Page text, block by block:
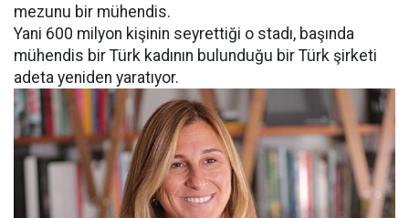
mezunu bir mühendis.
Yani 600 milyon kişinin seyrettiği o stadı, başında
mühendis bir Türk kadının bulunduğu bir Türk şirketi
adeta yeniden yaratıyor.